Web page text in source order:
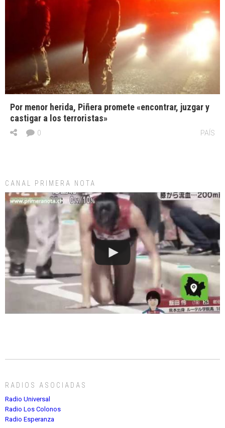
Por menor herida, Piñera promete «encontrar, juzgar y
castigar a los terroristas»
PAÍS
0
CANAL PRIMERA NOTA
RADIOS ASOCIADAS
Radio Universal
Radio Los Colonos
Radio Esperanza